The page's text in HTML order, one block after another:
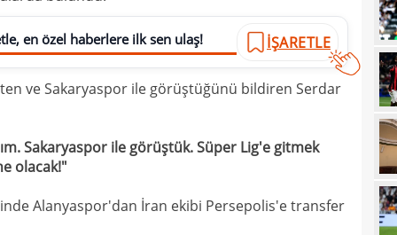
en özel haberlere ilk sen ulaş! İŞARETLE
ve Sakaryaspor ile görüştüğünü bildiren Serdar
Sakaryaspor ile görüştük. Süper Lig'e gitmek
olacak!"
Alanyaspor'dan İran ekibi Persepolis'e transfer